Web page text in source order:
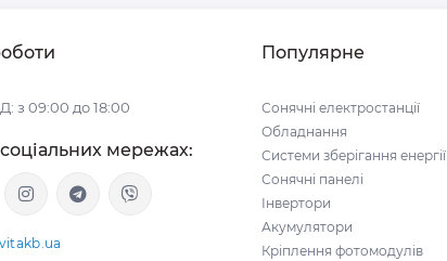
з 09:00 до 18:00
мережах:
Популярне
Сонячні електростанції
Обладнання
Системи зберігання енергії
Сонячні панелі
Інвертори
Акумулятори
Кріплення фотомодулів